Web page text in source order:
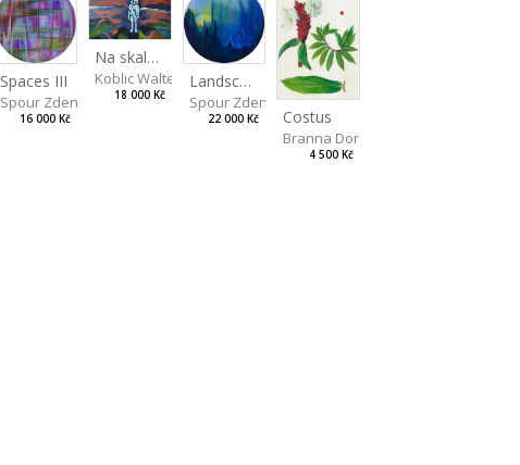
Spaces III
Spour Zdeněk
16 000 Kč
Na skalách
Koblic Walterová Martina
18 000 Kč
Landscape II
Spour Zdeněk
22 000 Kč Costus
Branna Dorota
4 500 Kč